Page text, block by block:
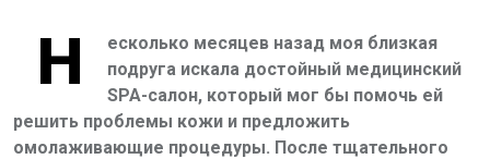
Н
есколько месяцев назад моя близкая
подруга искала достойный медицинский
SPA-салон, который мог бы помочь ей
решить проблемы кожи и предложить
омолаживающие процедуры. После тщательного